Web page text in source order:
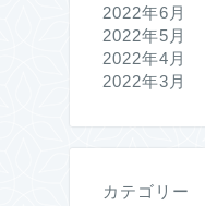
2022年6月
2022年5月
2022年4月
2022年3月
カテゴリー